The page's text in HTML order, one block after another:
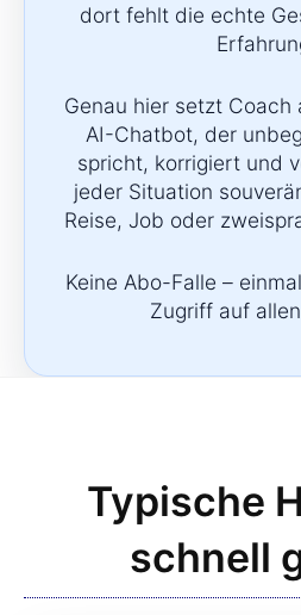
dort fehlt die echte
Genau hier setzt Coach
AI-Chatbot, der
spricht, korrigiert und
jeder Situation
Reise, Job oder
Keine Abo-Falle –
Zugriff auf
Typische
schnell